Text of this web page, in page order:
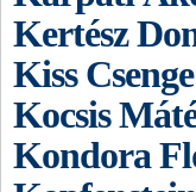
Kertész
Kiss
Kocsis
Kondora